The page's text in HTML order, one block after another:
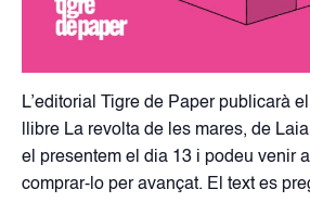
L’editorial Tigre de Paper publicarà
llibre La revolta de les mares, de
el presentem el dia 13 i podeu venir
comprar-lo per avançat. El text es